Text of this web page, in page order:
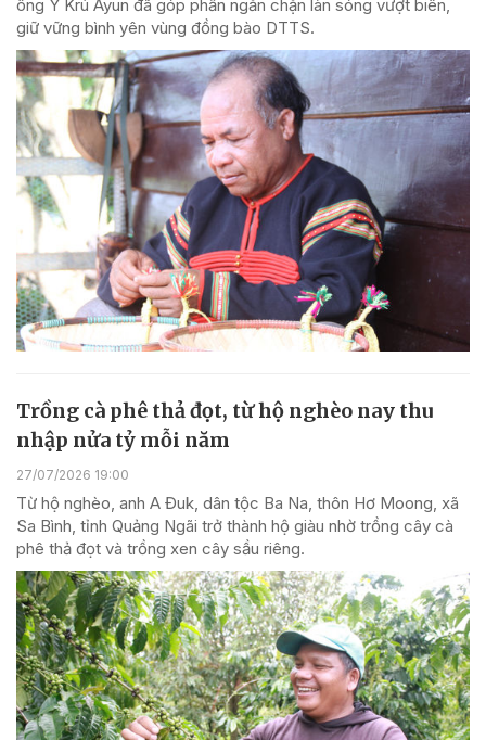
ông Y Krú Ayun đã góp phần ngăn chặn làn sóng vượt biên,
giữ vững bình yên vùng đồng bào DTTS.
Trồng cà phê thả đọt, từ hộ nghèo nay thu
nhập nửa tỷ mỗi năm
27/07/2026 19:00
Từ hộ nghèo, anh A Đuk, dân tộc Ba Na, thôn Hơ Moong, xã
Sa Bình, tỉnh Quảng Ngãi trở thành hộ giàu nhờ trồng cây cà
phê thả đọt và trồng xen cây sầu riêng.